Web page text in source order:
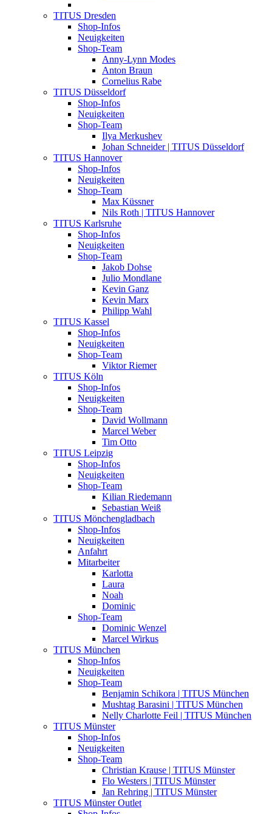
TITUS Dresden
Shop-Infos
Neuigkeiten
Shop-Team
Anny-Lynn Modes
Anton Braun
Cornelius Rabe
TITUS Düsseldorf
Shop-Infos
Neuigkeiten
Shop-Team
Ilya Merkushev
Johan Schneider | TITUS Düsseldorf
TITUS Hannover
Shop-Infos
Neuigkeiten
Shop-Team
Max Küssner
Nils Roth | TITUS Hannover
TITUS Karlsruhe
Shop-Infos
Neuigkeiten
Shop-Team
Jakob Dohse
Julio Mondlane
Kevin Ganz
Kevin Marx
Philipp Wahl
TITUS Kassel
Shop-Infos
Neuigkeiten
Shop-Team
Viktor Riemer
TITUS Köln
Shop-Infos
Neuigkeiten
Shop-Team
David Wollmann
Marcel Weber
Tim Otto
TITUS Leipzig
Shop-Infos
Neuigkeiten
Shop-Team
Kilian Riedemann
Sebastian Weiß
TITUS Mönchengladbach
Shop-Infos
Neuigkeiten
Anfahrt
Mitarbeiter
Karlotta
Laura
Noah
Dominic
Shop-Team
Dominic Wenzel
Marcel Wirkus
TITUS München
Shop-Infos
Neuigkeiten
Shop-Team
Benjamin Schikora | TITUS München
Mushtag Barasini | TITUS München
Nelly Charlotte Feil | TITUS München
TITUS Münster
Shop-Infos
Neuigkeiten
Shop-Team
Christian Krause | TITUS Münster
Flo Westers | TITUS Münster
Jan Rehring | TITUS Münster
TITUS Münster Outlet